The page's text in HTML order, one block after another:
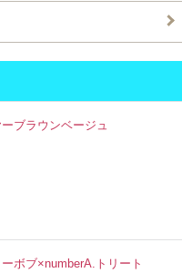
ブラウンベージュ
ボブ×numberA.トリート